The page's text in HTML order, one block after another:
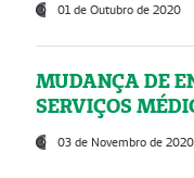
01 de Outubro de 2020
MUDANÇA DE
SERVIÇOS
03 de Novembro de 2020